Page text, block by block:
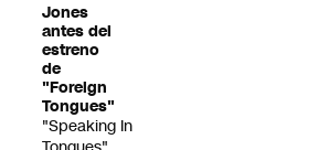
Jones
antes del
estreno
de
"Foreign
Tongues"
"Speaking In